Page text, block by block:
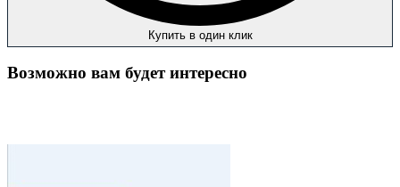
Купить в один клик
Возможно вам будет интересно